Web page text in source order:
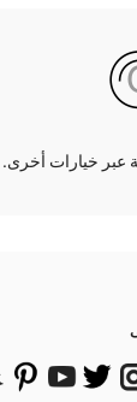
عبر خيارات أخرى.